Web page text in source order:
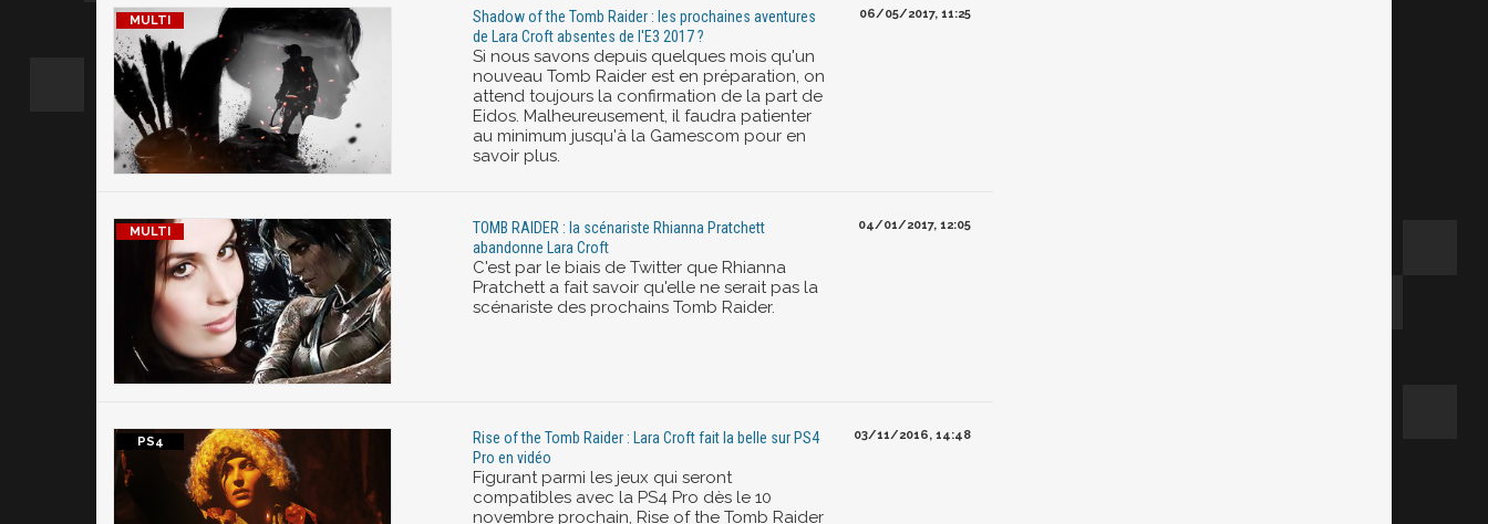
Shadow of the Tomb Raider : les prochaines aventures
de Lara Croft absentes de l'E3 2017 ?
Si nous savons depuis quelques mois qu'un
nouveau Tomb Raider est en préparation, on
attend toujours la confirmation de la part de
Eidos. Malheureusement, il faudra patienter
au minimum jusqu'à la Gamescom pour en
savoir plus.
06/05/2017, 11:25
TOMB RAIDER : la scénariste Rhianna Pratchett
abandonne Lara Croft
C'est par le biais de Twitter que Rhianna
Pratchett a fait savoir qu'elle ne serait pas la
scénariste des prochains Tomb Raider.
04/01/2017, 12:05
Rise of the Tomb Raider : Lara Croft fait la belle sur PS4
Pro en vidéo
Figurant parmi les jeux qui seront
compatibles avec la PS4 Pro dès le 10
novembre prochain, Rise of the Tomb Raider
03/11/2016, 14:48